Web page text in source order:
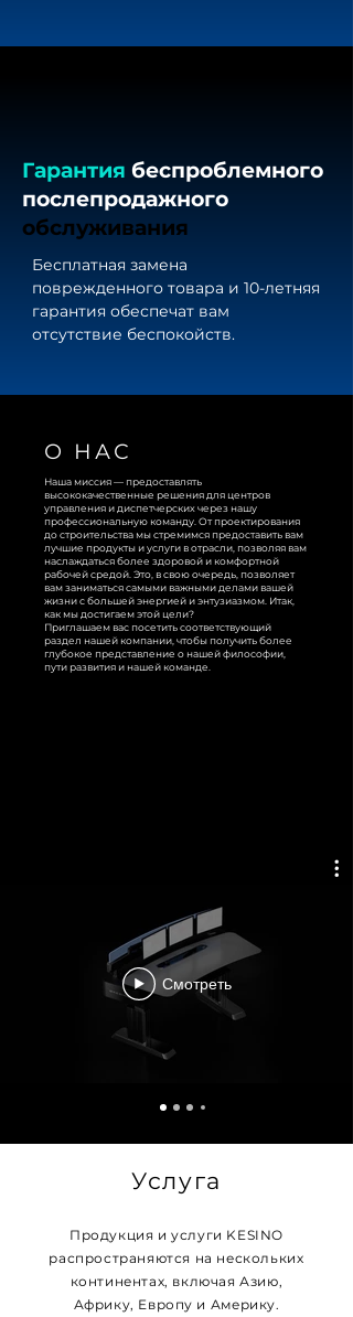
Гарантия беспроблемного
послепродажного
обслуживания
Бесплатная замена
поврежденного товара и 10-летняя
гарантия обеспечат вам
отсутствие беспокойств.
О НАС
Наша миссия — предоставлять
высококачественные решения для центров
управления и диспетчерских через нашу
профессиональную команду. От проектирования
до строительства мы стремимся предоставить вам
лучшие продукты и услуги в отрасли, позволяя вам
наслаждаться более здоровой и комфортной
рабочей средой. Это, в свою очередь, позволяет
вам заниматься самыми важными делами вашей
жизни с большей энергией и энтузиазмом. Итак,
как мы достигаем этой цели?
Приглашаем вас посетить соответствующий
раздел нашей компании, чтобы получить более
глубокое представление о нашей философии,
пути развития и нашей команде.
Смотреть
Услуга
Продукция и услуги KESINO
распространяются на нескольких
континентах, включая Азию,
Африку, Европу и Америку.